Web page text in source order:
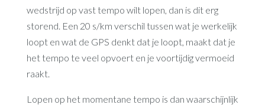
wedstrijd op vast tempo wilt lopen, dan is dit erg
storend. Een 20 s/km verschil tussen wat je werkelijk
loopt en wat de GPS denkt dat je loopt, maakt dat je
het tempo te veel opvoert en je voortijdig vermoeid
raakt.
Lopen op het momentane tempo is dan waarschijnlijk